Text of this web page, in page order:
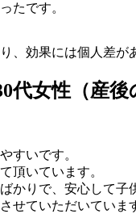
たです。
、効果には個人差が
女性（産後
すいです。
頂いています。
かりで、安心して子
せていただいていま